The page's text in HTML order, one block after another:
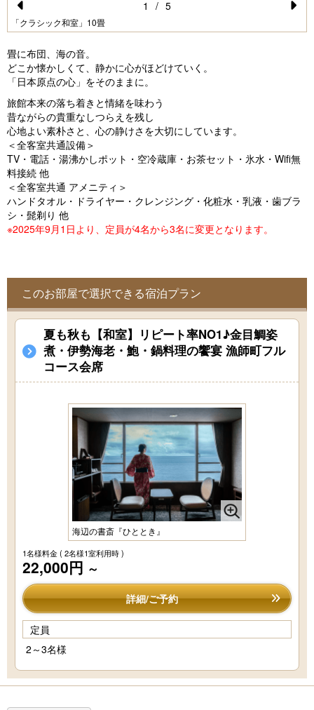
Pr
vi
o
u
s
「クラシック和室」10畳
1 / 5
畳に布団、海の音。
どこか懐かしくて、静かに心がほどけていく。
「日本原点の心」をそのままに。
旅館本来の落ち着きと情緒を味わう
昔ながらの貴重なしつらえを残し
心地よい素朴さと、心の静けさを大切にしています。
＜全客室共通設備＞
TV・電話・湯沸かしポット・空冷蔵庫・お茶セット・氷水・Wifi無
料接続 他
＜全客室共通 アメニティ＞
ハンドタオル・ドライヤー・クレンジング・化粧水・乳液・歯ブラ
シ・髭剃り 他
※2025年9月1日より、定員が4名から3名に変更となります。
このお部屋で選択できる宿泊プラン
夏も秋も【和室】リピート率NO1♪金目鯛姿
煮・伊勢海老・鮑・鍋料理の饗宴 漁師町フル
コース会席
海辺の書斎『ひととき』
1名様料金( 2名様1室利用時 )
22,000円 ～
詳細/ご予約
定員
2～3名様